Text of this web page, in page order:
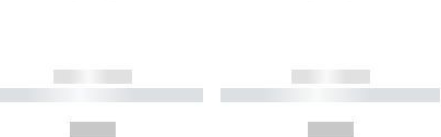
------------
----------- ----------
------------
----------- ----------- ----------